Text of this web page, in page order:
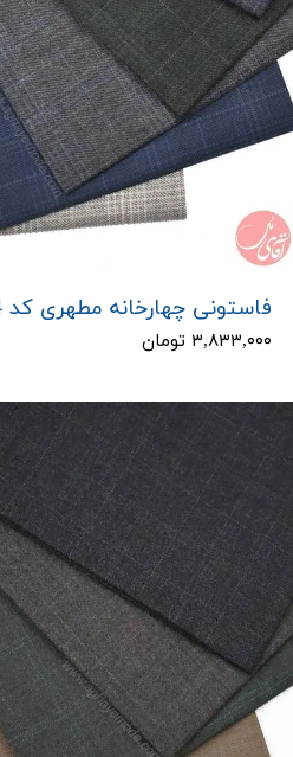
فاستونی چهارخانه مطهری کد 504
۳,۸۳۳,۰۰۰ تومان